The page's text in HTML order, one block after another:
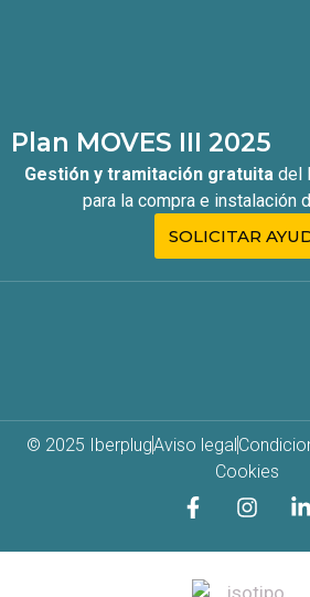
Plan MOVES III 2025
Gestión y tramitación gratuita del
para la compra e instalación
SOLICITAR
© 2025 IberplugAviso legal
Cookies